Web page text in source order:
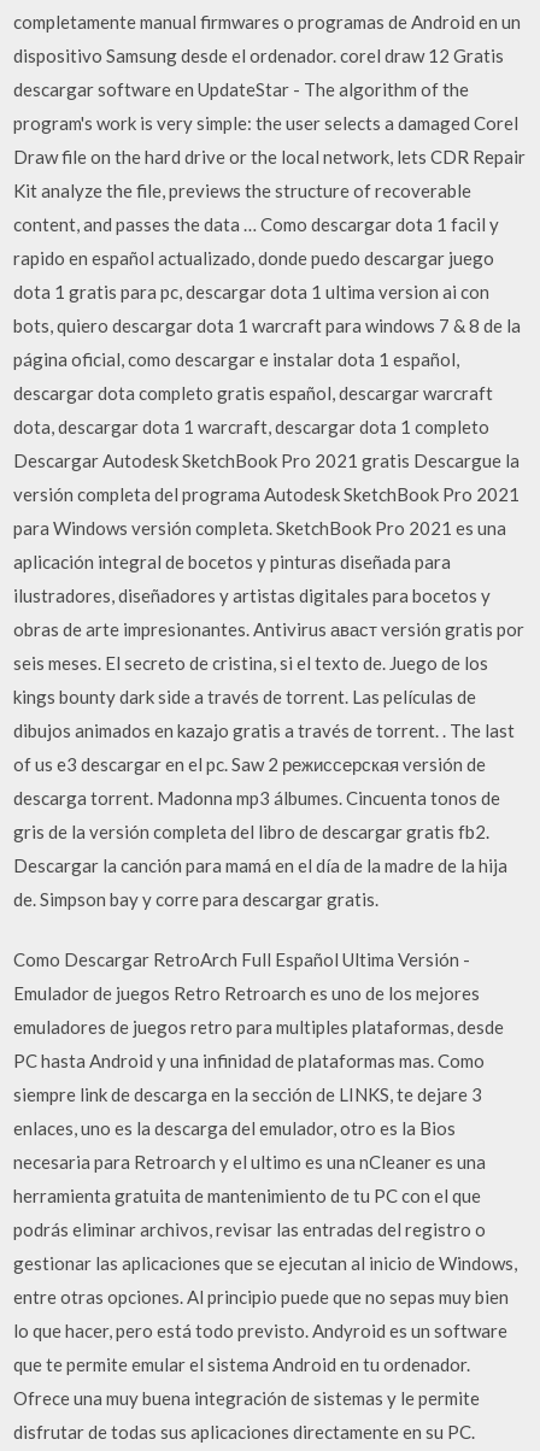
completamente manual firmwares o programas de Android en un
dispositivo Samsung desde el ordenador. corel draw 12 Gratis
descargar software en UpdateStar - The algorithm of the
program's work is very simple: the user selects a damaged Corel
Draw file on the hard drive or the local network, lets CDR Repair
Kit analyze the file, previews the structure of recoverable
content, and passes the data … Como descargar dota 1 facil y
rapido en español actualizado, donde puedo descargar juego
dota 1 gratis para pc, descargar dota 1 ultima version ai con
bots, quiero descargar dota 1 warcraft para windows 7 & 8 de la
página oficial, como descargar e instalar dota 1 español,
descargar dota completo gratis español, descargar warcraft
dota, descargar dota 1 warcraft, descargar dota 1 completo
Descargar Autodesk SketchBook Pro 2021 gratis Descargue la
versión completa del programa Autodesk SketchBook Pro 2021
para Windows versión completa. SketchBook Pro 2021 es una
aplicación integral de bocetos y pinturas diseñada para
ilustradores, diseñadores y artistas digitales para bocetos y
obras de arte impresionantes. Antivirus аваст versión gratis por
seis meses. El secreto de cristina, si el texto de. Juego de los
kings bounty dark side a través de torrent. Las películas de
dibujos animados en kazajo gratis a través de torrent. . The last
of us e3 descargar en el pc. Saw 2 режиссерская versión de
descarga torrent. Madonna mp3 álbumes. Cincuenta tonos de
gris de la versión completa del libro de descargar gratis fb2.
Descargar la canción para mamá en el día de la madre de la hija
de. Simpson bay y corre para descargar gratis.
Como Descargar RetroArch Full Español Ultima Versión -
Emulador de juegos Retro Retroarch es uno de los mejores
emuladores de juegos retro para multiples plataformas, desde
PC hasta Android y una infinidad de plataformas mas. Como
siempre link de descarga en la sección de LINKS, te dejare 3
enlaces, uno es la descarga del emulador, otro es la Bios
necesaria para Retroarch y el ultimo es una nCleaner es una
herramienta gratuita de mantenimiento de tu PC con el que
podrás eliminar archivos, revisar las entradas del registro o
gestionar las aplicaciones que se ejecutan al inicio de Windows,
entre otras opciones. Al principio puede que no sepas muy bien
lo que hacer, pero está todo previsto. Andyroid es un software
que te permite emular el sistema Android en tu ordenador.
Ofrece una muy buena integración de sistemas y le permite
disfrutar de todas sus aplicaciones directamente en su PC.